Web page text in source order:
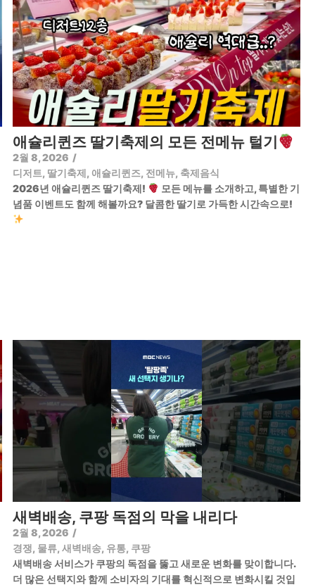
애슐리퀸즈 딸기축제의 모든 전메뉴 털기
2월 8, 2026 /
디저트, 딸기축제, 애슐리퀸즈, 전메뉴, 축제음식
2026년 애슐리퀸즈 딸기축제!
모든 메뉴를 소개하고, 특별한 기
념품 이벤트도 함께 해볼까요? 달콤한 딸기로 가득한 시간속으로!
새벽배송, 쿠팡 독점의 막을 내리다
2월 8, 2026 /
경쟁, 물류, 새벽배송, 유통, 쿠팡
새벽배송 서비스가 쿠팡의 독점을 뚫고 새로운 변화를 맞이합니다.
더 많은 선택지와 함께 소비자의 기대를 혁신적으로 변화시킬 것입